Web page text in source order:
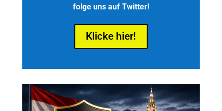
folge uns auf Twitter!
Klicke hier!